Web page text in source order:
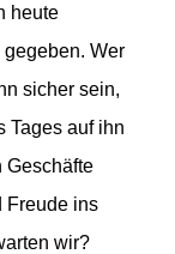
heute
Wer
sicher sein,
Tages auf ihn
Geschäfte
Freude ins
wir?